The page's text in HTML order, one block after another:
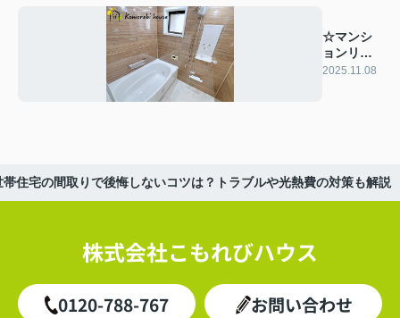
☆マンシ
ョンリノ
ベーショ
2025.11.08
帯住宅の間取りで後悔しないコツは？トラブルや光熱費の対策も解説
株式会社こもれびハウス
0120-788-767 お問い合わせ